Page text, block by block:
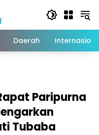
Daerah
Paripurna
Tubaba